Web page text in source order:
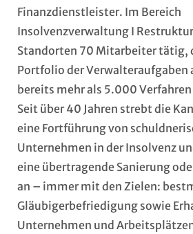
Finanzdienstleister. Im Bereich
Insolvenzverwaltung I
Standorten 70 Mitarbeiter tätig,
Portfolio der Verwalteraufgaben
bereits mehr als 5.000
Seit über 40 Jahren strebt die
eine Fortführung von
Unternehmen in der Insolvenz
eine übertragende Sanierung
an – immer mit den Zielen:
Gläubigerbefriedigung sowie
Unternehmen und